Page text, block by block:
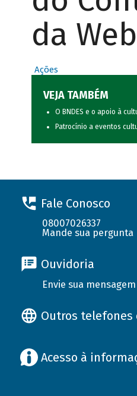
da Web
Ações
VEJA TAMBÉM
O BNDES e o apoio à
Patrocínio a eventos
Fale Conosco
08007026337
Mande sua pergunta
Ouvidoria
Envie sua mensagem
Outros telefones
Acesso à